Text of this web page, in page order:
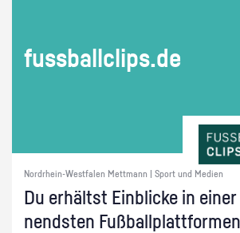
fuss­ball­clips.de
Nordrhein-Westfalen Mettmann | Sport und Medien
Du er­hältst Ein­bli­cke in
nends­ten